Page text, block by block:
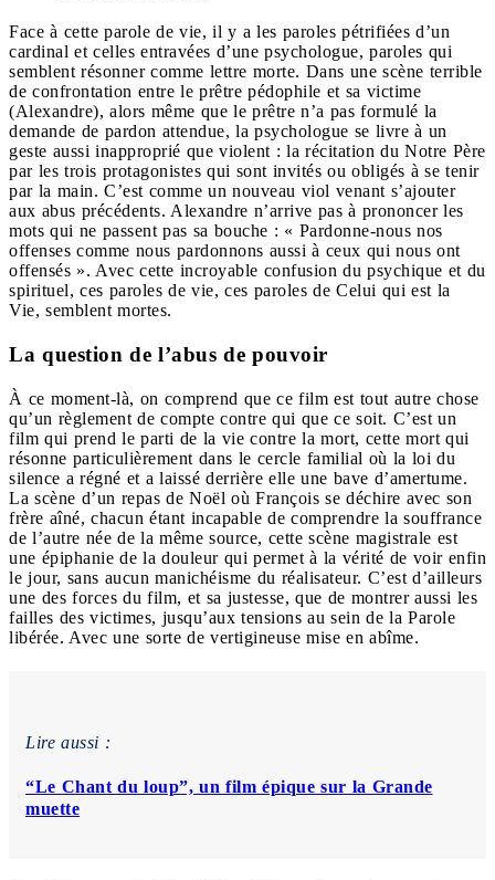
Face à cette parole de vie, il y a les paroles pétrifiées d’un
cardinal et celles entravées d’une psychologue, paroles qui
semblent résonner comme lettre morte. Dans une scène terrible
de confrontation entre le prêtre pédophile et sa victime
(Alexandre), alors même que le prêtre n’a pas formulé la
demande de pardon attendue, la psychologue se livre à un
geste aussi inapproprié que violent : la récitation du Notre Père
par les trois protagonistes qui sont invités ou obligés à se tenir
par la main. C’est comme un nouveau viol venant s’ajouter
aux abus précédents. Alexandre n’arrive pas à prononcer les
mots qui ne passent pas sa bouche : « Pardonne-nous nos
offenses comme nous pardonnons aussi à ceux qui nous ont
offensés ». Avec cette incroyable confusion du psychique et du
spirituel, ces paroles de vie, ces paroles de Celui qui est la
Vie, semblent mortes.
La question de l’abus de pouvoir
À ce moment-là, on comprend que ce film est tout autre chose
qu’un règlement de compte contre qui que ce soit. C’est un
film qui prend le parti de la vie contre la mort, cette mort qui
résonne particulièrement dans le cercle familial où la loi du
silence a régné et a laissé derrière elle une bave d’amertume.
La scène d’un repas de Noël où François se déchire avec son
frère aîné, chacun étant incapable de comprendre la souffrance
de l’autre née de la même source, cette scène magistrale est
une épiphanie de la douleur qui permet à la vérité de voir enfin
le jour, sans aucun manichéisme du réalisateur. C’est d’ailleurs
une des forces du film, et sa justesse, que de montrer aussi les
failles des victimes, jusqu’aux tensions au sein de la Parole
libérée. Avec une sorte de vertigineuse mise en abîme.
Lire aussi :
“Le Chant du loup”, un film épique sur la Grande
muette